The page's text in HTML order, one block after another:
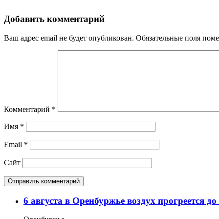
Добавить комментарий
Ваш адрес email не будет опубликован. Обязательные поля
Комментарий *
Имя *
Email *
Сайт
6 августа в Оренбуржье воздух прогреется до